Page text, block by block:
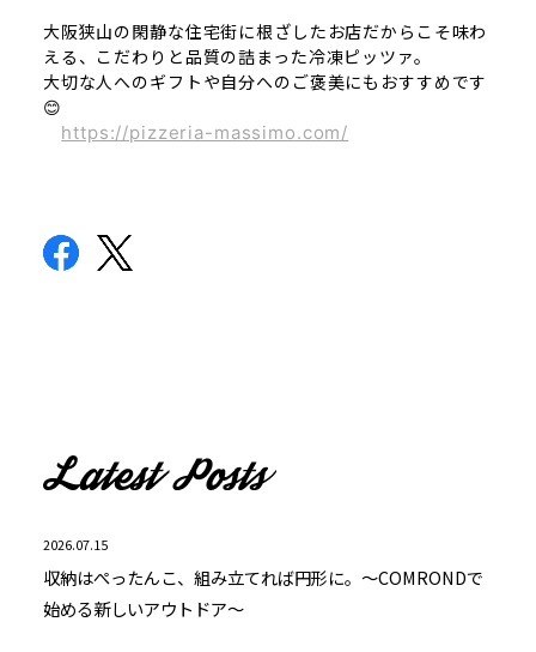
大阪狭山の閑静な住宅街に根ざしたお店だからこそ味わ
える、こだわりと品質の詰まった冷凍ピッツァ。
大切な人へのギフトや自分へのご褒美にもおすすめです
😊
https://pizzeria-massimo.com/
2026.07.15
収納はぺったんこ、組み立てれば円形に。～COMRONDで
始める新しいアウトドア～